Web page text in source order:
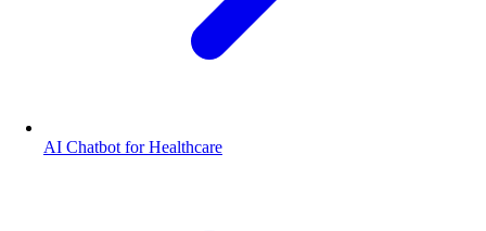
AI Chatbot for Healthcare